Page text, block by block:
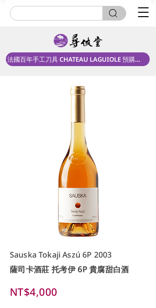
法國百年手工刀具 CHATEAU LAGUIOLE 預購中！
Sauska Tokaji Aszú 6P 2003
薩司卡酒莊 托考伊 6P 貴腐甜白酒
NT$4,000